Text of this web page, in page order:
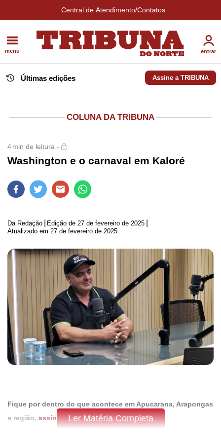
Central de Atendimento/Contatos
menu entrar
Últimas edições Assine a TRIBUNA
COLUNA DA TRIBUNA
4min de leitura -
Washington e o carnaval em Kaloré
Da Redação Edição de 27 de fevereiro de 2025
Atualizado em 27 de fevereiro de 2025
Fique por dentro do que acontece em Apucarana, Arapongas
e região, assine a Tribuna do Norte.
Ler Matéria Completa